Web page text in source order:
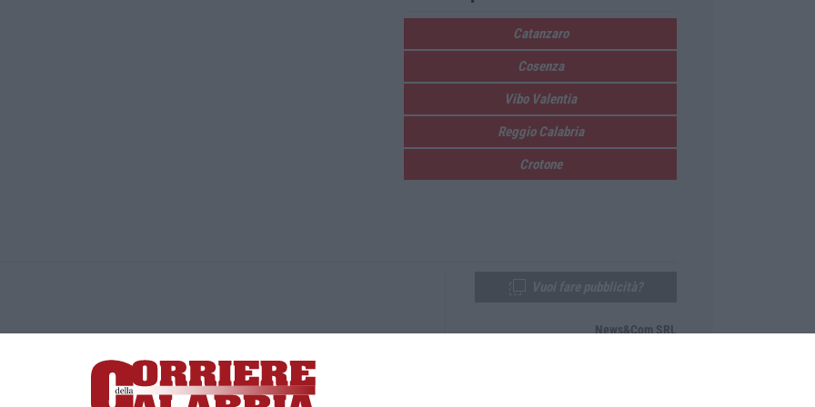
Catanzaro
Cosenza
Vibo Valentia
Reggio Calabria
Crotone
Lamezia Terme (CZ)
responsabile Paola Militano |Privacy
News&Com SRL